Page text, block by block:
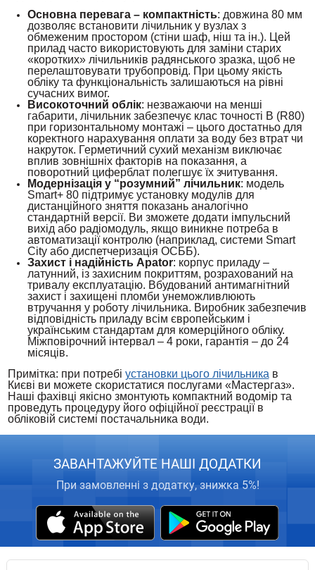
Основна перевага – компактність: довжина 80 мм
дозволяє встановити лічильник у вузлах з
обмеженим простором (стіни шаф, ніш та ін.). Цей
прилад часто використовують для заміни старих
«коротких» лічильників радянського зразка, щоб не
перелаштовувати трубопровід. При цьому якість
обліку та функціональність залишаються на рівні
сучасних вимог.
Високоточний облік: незважаючи на менші
габарити, лічильник забезпечує клас точності B (R80)
при горизонтальному монтажі – цього достатньо для
коректного нарахування оплати за воду без втрат чи
накруток. Герметичний сухий механізм виключає
вплив зовнішніх факторів на показання, а
поворотний циферблат полегшує їх зчитування.
Модернізація у “розумний” лічильник: модель
Smart+ 80 підтримує установку модулів для
дистанційного зняття показань аналогічно
стандартній версії. Ви зможете додати імпульсний
вихід або радіомодуль, якщо виникне потреба в
автоматизації контролю (наприклад, системи Smart
City або диспетчеризація ОСББ).
Захист і надійність Apator: корпус приладу –
латунний, із захисним покриттям, розрахований на
тривалу експлуатацію. Вбудований антимагнітний
захист і захищені пломби унеможливлюють
втручання у роботу лічильника. Виробник забезпечив
відповідність приладу всім європейським і
українським стандартам для комерційного обліку.
Міжповірочний інтервал – 4 роки, гарантія – до 24
місяців.
Примітка: при потребі установки цього лічильника в
Києві ви можете скористатися послугами «Мастергаз».
Наші фахівці якісно змонтують компактний водомір та
проведуть процедуру його офіційної реєстрації в
обліковій системі постачальника води.
ЗАВАНТАЖУЙТЕ НАШІ ДОДАТКИ
При замовленні з додатку, знижка 5%!